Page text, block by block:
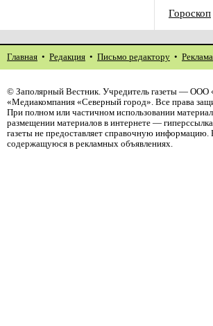
Гороскоп
Главная • Редакция • Письмо редактору • Реклама
© Заполярный Вестник. Учредитель газеты — ООО
«Медиакомпания «Северный город». Все права
При полном или частичном использовании
размещении материалов в интернете —
газеты не предоставляет справочную информацию.
содержащуюся в рекламных объявлениях.